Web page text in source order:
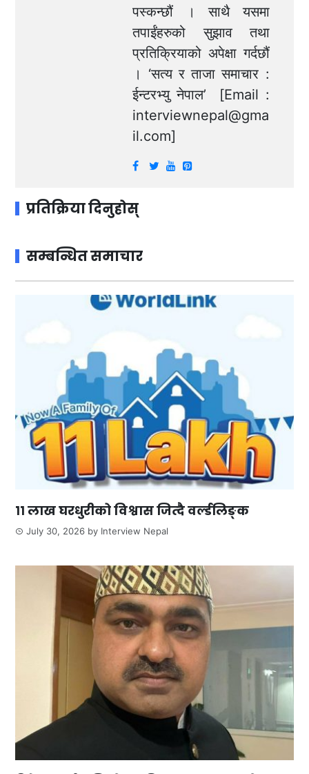
पस्कन्छौं । साथै यसमा
तपाईंहरुको सुझाव तथा
प्रतिक्रियाको अपेक्षा गर्दछौं
। ‘सत्य र ताजा समाचार :
ईन्टरभ्यु नेपाल’ [Email :
interviewnepal@gma
il.com]
प्रतिक्रिया दिनुहोस्
सम्बन्धित समाचार
११ लाख घरधुरीको विश्वास जित्दै वर्ल्डलिङ्क
July 30, 2026 by Interview Nepal